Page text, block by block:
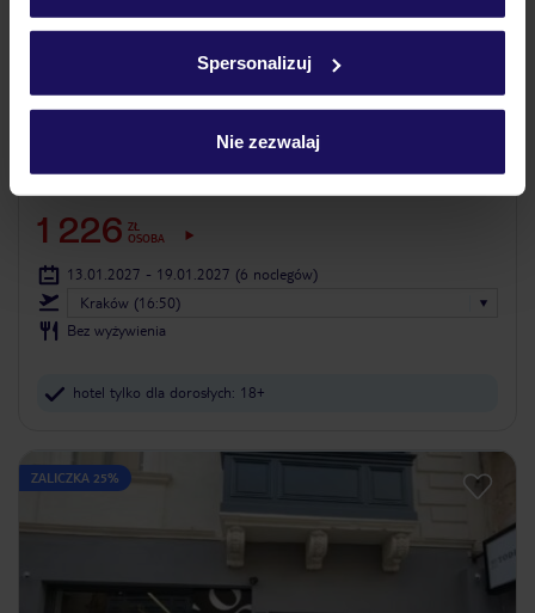
Szczegółowe informacje o plikach cookie znajdziesz
Spersonalizuj
Nie zezwalaj
3.9/5
1 226 ZŁ
OSOBA
13.01.2027 - 19.01.2027 (6 noclegów)
Kraków (16:50)
Bez wyżywienia
hotel tylko dla dorosłych: 18+
ZALICZKA 25%